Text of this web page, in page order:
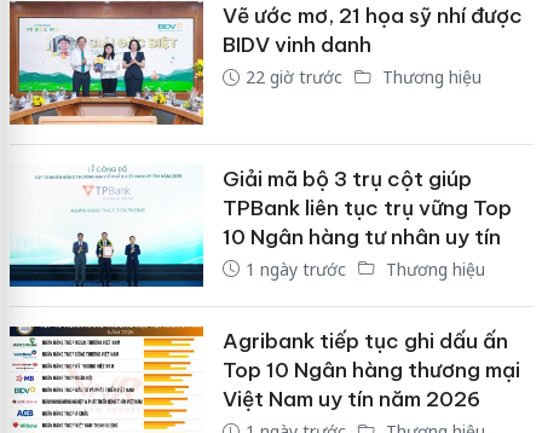
Vẽ ước mơ, 21 họa sỹ nhí được
BIDV vinh danh
22 giờ trước Thương hiệu
Giải mã bộ 3 trụ cột giúp
TPBank liên tục trụ vững Top
10 Ngân hàng tư nhân uy tín
1 ngày trước Thương hiệu
Agribank tiếp tục ghi dấu ấn
Top 10 Ngân hàng thương mại
Việt Nam uy tín năm 2026